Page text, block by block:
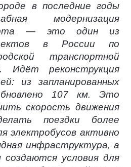
в последние годы
модернизация
— это один из
в России по
транспортной
Идёт реконструкция
из запланированных
107 км. Это
скорость движения
поездки более
электробусов активно
инфраструктура, а
условия для